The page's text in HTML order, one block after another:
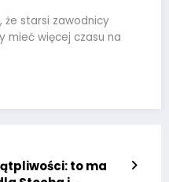
że starsi zawodnicy
mieć więcej czasu na
to ma